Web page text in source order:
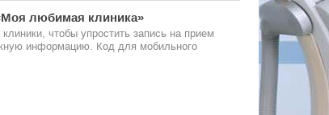
любимая клиника»
чтобы упростить запись на прием
информацию. Код для мобильного